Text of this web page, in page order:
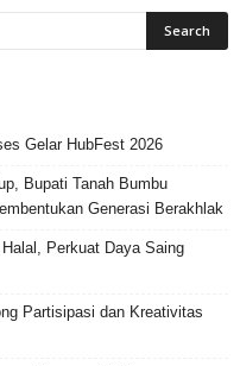
Gelar HubFest 2026
Bupati Tanah Bumbu
Generasi Berakhlak
Perkuat Daya Saing
Partisipasi dan Kreativitas